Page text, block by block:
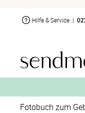
Hilfe & Service |
Fotobuch zum